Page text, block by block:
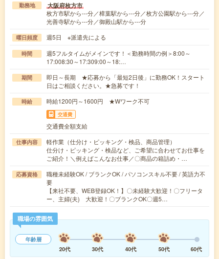
勤務地 大阪府枚方市
枚方市駅から---分／樟葉駅から---分／枚方公園駅から---分／
光善寺駅から---分／御殿山駅から---分
曜日頻度 週5日 ※派遣先による
時間
週5フルタイムがメインです！＜勤務時間の例＞8:00～
17:008:30～17:309:00～18:…
期間
即日～長期 ★応募から「最短2日後」に勤務OK！スタート
日はご相談ください。★急募です！
時給 時給1200円～1600円 ★Wワーク不可
交通費
交通費全額支給
仕事内容
軽作業（仕分け・ピッキング・検品、商品管理）
仕分け・ピッキング・検品など、ご希望に合わせてお仕事を
ご紹介！＼例えばこんなお仕事／〇商品の箱詰め・…
応募資格
職種未経験OK / ブランクOK / パソコンスキル不要 / 英語力不
要
【来社不要、WEB登録OK！】〇未経験大歓迎！〇フリータ
ー、主婦(夫) 大歓迎！〇ブランクOK〇週5…
職場の雰囲気
年齢層
20代
30代 40代 50代 60代